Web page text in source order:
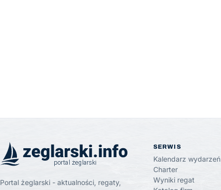
Portal żeglarski - aktualności, regaty,
SERWIS
Kalendarz wydarzeń
Charter
Wyniki regat